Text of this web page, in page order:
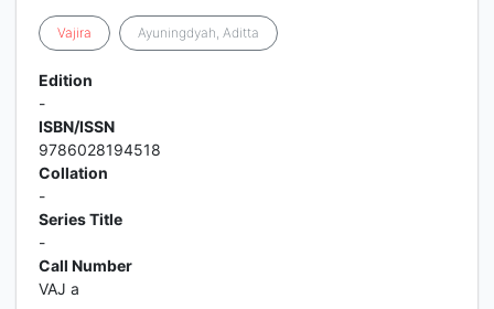
Vajira Ayuningdyah, Aditta
Edition
-
ISBN/ISSN
9786028194518
Collation
-
Series Title
-
Call Number
VAJ a